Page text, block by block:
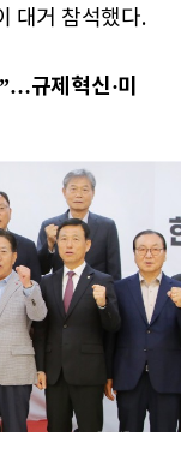
대거 참석했다.
규제혁신·미